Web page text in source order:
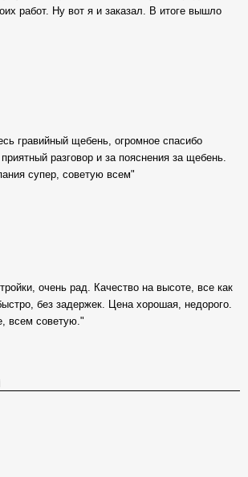
работ. Ну вот я и заказал. В итоге вышло
гравийный щебень, огромное спасибо
разговор и за пояснения за щебень.
супер, советую всем"
очень рад. Качество на высоте, все как
без задержек. Цена хорошая, недорого.
всем советую."